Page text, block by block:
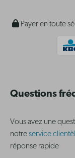
Payer en toute
Questions
Vous avez une
notreservice
réponse rapide